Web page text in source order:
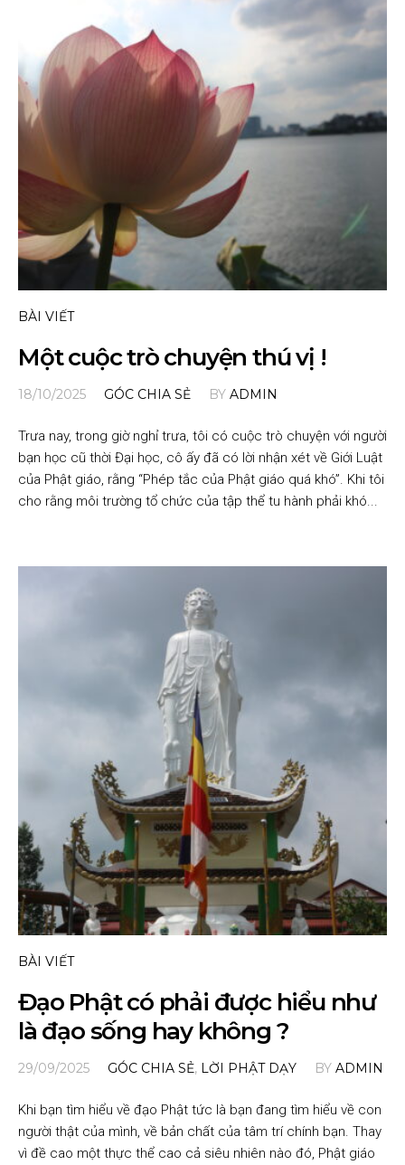
BÀI VIẾT
Một cuộc trò chuyện thú vị !
18/10/2025 GÓC CHIA SẺ BY ADMIN
Trưa nay, trong giờ nghỉ trưa, tôi có cuộc trò chuyện với người
bạn học cũ thời Đại học, cô ấy đã có lời nhận xét về Giới Luật
của Phật giáo, rằng “Phép tắc của Phật giáo quá khó”. Khi tôi
cho rằng môi trường tổ chức của tập thể tu hành phải khó...
BÀI VIẾT
Đạo Phật có phải được hiểu như
là đạo sống hay không ?
29/09/2025 GÓC CHIA SẺ, LỜI PHẬT DẠY BY ADMIN
Khi bạn tìm hiểu về đạo Phật tức là bạn đang tìm hiểu về con
người thật của mình, về bản chất của tâm trí chính bạn. Thay
vì đề cao một thực thể cao cả siêu nhiên nào đó, Phật giáo